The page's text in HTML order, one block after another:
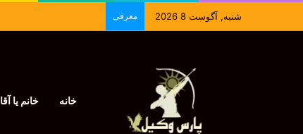
شنبه, آگوست 8 2026 معرفی
خانه خانم یا آقا